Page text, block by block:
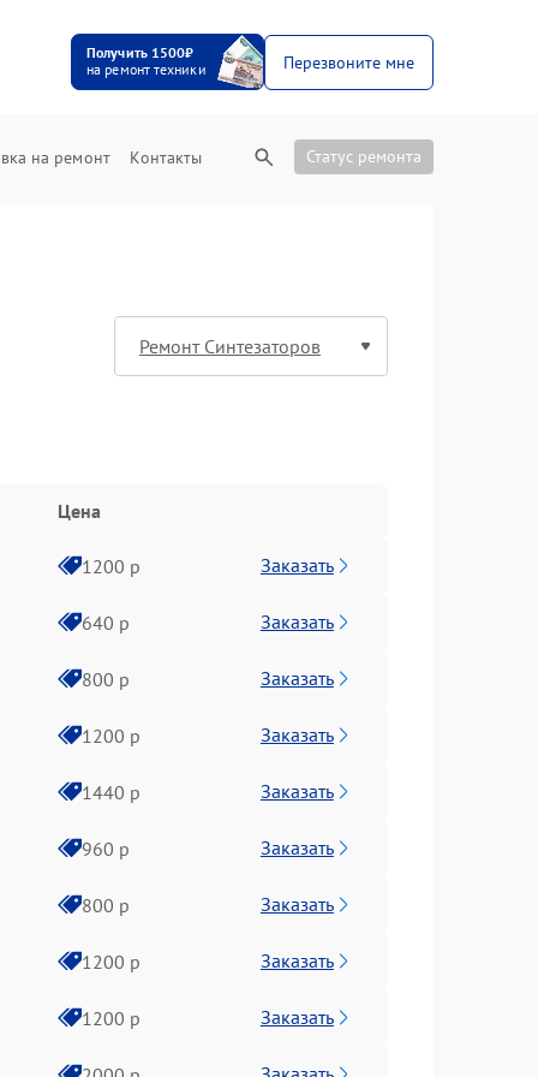
Получить 1500₽
на ремонт техники
Перезвоните мне
на ремонт Контакты Статус ремонта
Цена
1200 р Заказать
640 р Заказать
800 р Заказать
1200 р Заказать
1440 р Заказать
960 р Заказать
800 р Заказать
1200 р Заказать
1200 р Заказать